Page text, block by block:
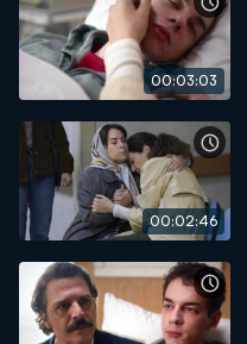
00:03:03
00:02:46